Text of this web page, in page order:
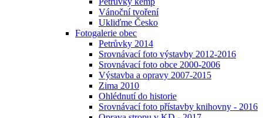
Vánoční tvoření
Ukliďme Česko
Fotogalerie obec
Petrůvky 2014
Srovnávací foto výstavby 2012-2016
Srovnávací foto obce 2000-2006
Výstavba a opravy 2007-2015
Zima 2010
Ohlédnutí do historie
Srovnávací foto přístavby knihovny - 2016